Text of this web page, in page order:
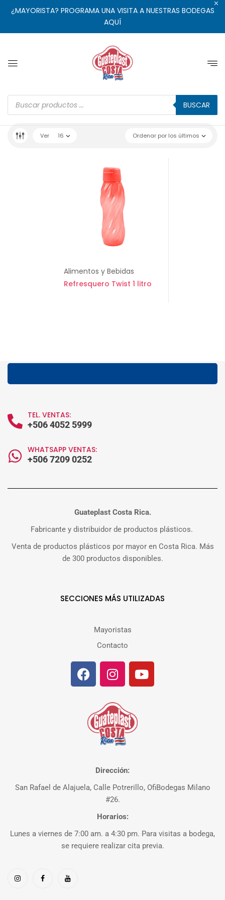
¿MAYORISTA? PROGRAMA UNA VISITA A NUESTRAS BODEGAS
AQUÍ
BUSCAR
Ordenar por los últimos
Ver 16
Alimentos y Bebidas
Refresquero Twist 1 litro
TEL. VENTAS:
+506 4052 5999
WHATSAPP VENTAS:
+506 7209 0252
Guateplast Costa Rica.
Fabricante y distribuidor de productos plásticos.
Venta de productos plásticos por mayor en Costa Rica. Más
de 300 productos disponibles.
SECCIONES MÁS UTILIZADAS
Mayoristas
Contacto
Dirección:
San Rafael de Alajuela, Calle Potrerillo, OfiBodegas Milano
#26.
Horarios:
Lunes a viernes de 7:00 am. a 4:30 pm. Para visitas a bodega,
se requiere realizar cita previa.